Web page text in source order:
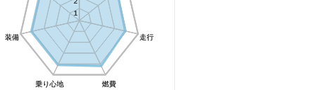
走行
燃費
乗り心地
装備
1
走行
燃費
乗り心地
装備
1